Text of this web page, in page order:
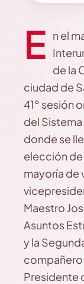
E n el
de la
ciudad de
41° sesión
del
donde se
elección de
mayoría de
Maestro
Asuntos
y la
compañero
Presidente